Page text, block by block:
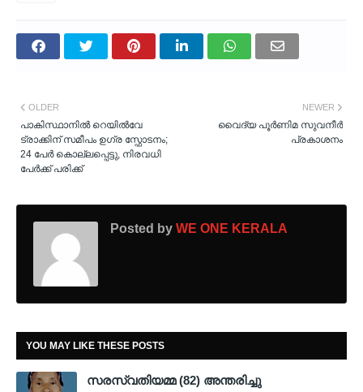
NEWER
വൈദ്യ പൂർണിമ സുവനീർ
പ്രകാശനം
OLDER
പാകിസ്ഥാനിൽ റെയിൽവേ
ട്രാക്കിന് സമീപം ഉഗ്ര സ്ഫോടനം;
24 പേർ കൊല്ലപ്പെട്ടു, നിരവധി
പേർക്ക് പരിക്ക്
Posted by WE ONE KERALA
YOU MAY LIKE THESE POSTS
സരസ്വതിയമ്മ (82) അന്തരിച്ചു